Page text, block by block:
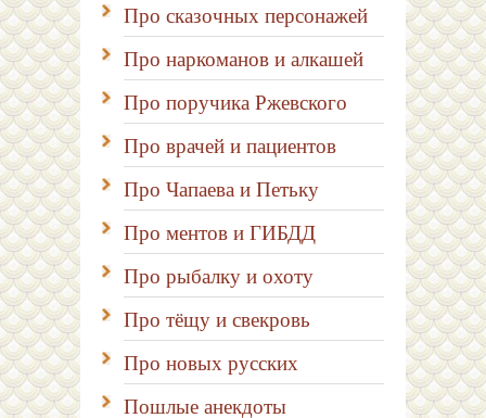
Про сказочных персонажей
Про наркоманов и алкашей
Про поручика Ржевского
Про врачей и пациентов
Про Чапаева и Петьку
Про ментов и ГИБДД
Про рыбалку и охоту
Про тёщу и свекровь
Про новых русских
Пошлые анекдоты